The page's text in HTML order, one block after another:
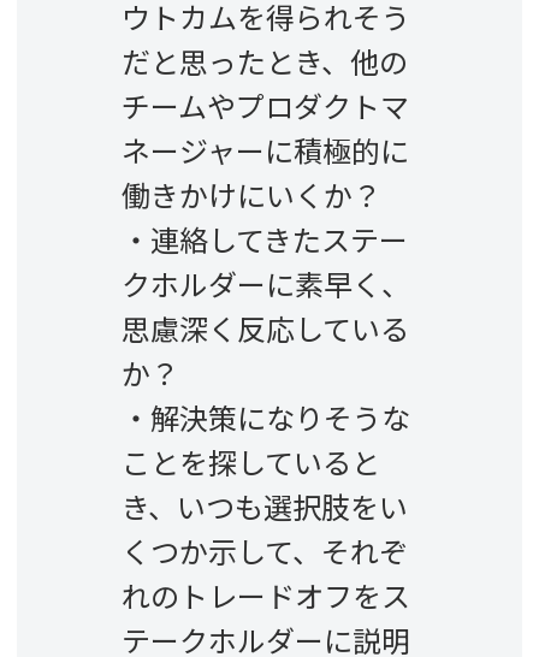
ウトカムを得られそう
だと思ったとき、他の
チームやプロダクトマ
ネージャーに積極的に
働きかけにいくか？
・連絡してきたステー
クホルダーに素早く、
思慮深く反応している
か？
・解決策になりそうな
ことを探していると
き、いつも選択肢をい
くつか示して、それぞ
れのトレードオフをス
テークホルダーに説明